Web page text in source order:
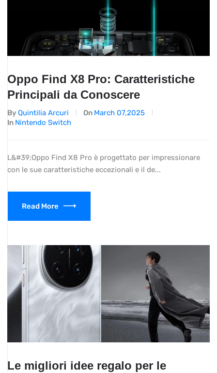
Oppo Find X8 Pro: Caratteristiche
Principali da Conoscere
By Quintilia Arcuri On March 07,2025
In Nintendo Switch
L&#39;Oppo Find X8 Pro è progettato per impressionare
con le sue caratteristiche eccezionali e il de...
Read More
Le migliori idee regalo per le